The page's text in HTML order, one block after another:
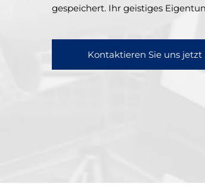
gespeichert. Ihr geistiges
Kontaktieren Sie uns jetzt